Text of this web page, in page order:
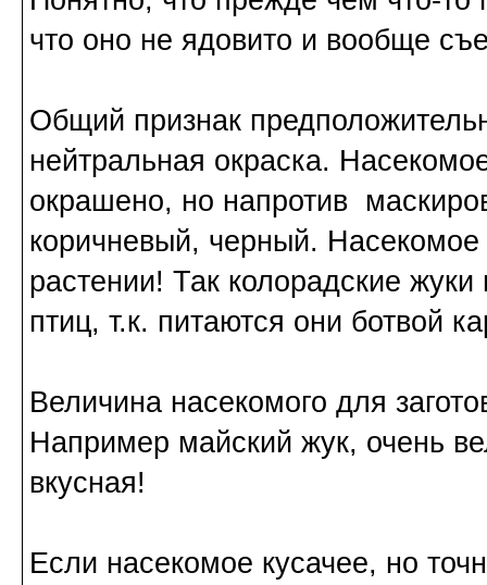
что оно не ядовито и вообще
Общий признак
нейтральная окраска.
окрашено, но напротив
коричневый, черный.
растении! Так колорадские
птиц, т.к. питаются они ботвой
Величина насекомого для
Например майский жук, очень
вкусная!
Если насекомое кусачее, но